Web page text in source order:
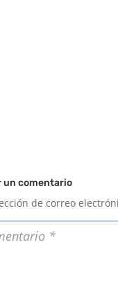
un comentario
de correo